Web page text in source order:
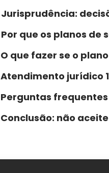
Jurisprudência:
Por que os planos de
O que fazer se o
Atendimento jurídico
Perguntas frequentes
Conclusão: não